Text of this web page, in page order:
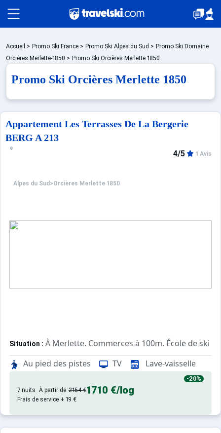
Packages
Stations
Sites CSE & Groupes
Accueil > Promo Ski France > Promo Ski Alpes du Sud > Promo Ski Domaine
Orcières Merlette-1850 > Promo Ski Orcières Merlette 1850
Promo Ski Orcières Merlette 1850
Appartement Les Terrasses De La Bergerie
BERG A 213
Alpes du Sud >Orcières Merlette 1850
4/5 1 Avis
Situation : À Merlette. Commerces à 100m. École de ski à
Appartement de particulier :Confortable et tout équipé.
Au pied des pistes TV Lave-vaisselle
-20%
7 nuits À partir de 2154 €1710 €/log
Frais de service + 19 €